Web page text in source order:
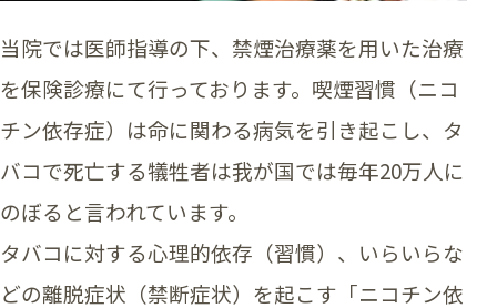
当院では医師指導の下、禁煙治療薬を用いた治療
を保険診療にて行っております。喫煙習慣（ニコ
チン依存症）は命に関わる病気を引き起こし、タ
バコで死亡する犠牲者は我が国では毎年20万人に
のぼると言われています。
タバコに対する心理的依存（習慣）、いらいらな
どの離脱症状（禁断症状）を起こす「ニコチン依